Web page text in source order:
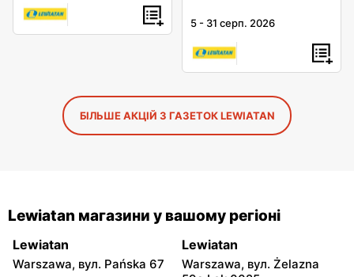
5 - 31 серп. 2026
БІЛЬШЕ АКЦІЙ З ГАЗЕТОК LEWIATAN
Lewiatan магазини у вашому регіоні
Lewiatan
Warszawa, вул. Pańska 67
Lewiatan
Warszawa, вул. Żelazna